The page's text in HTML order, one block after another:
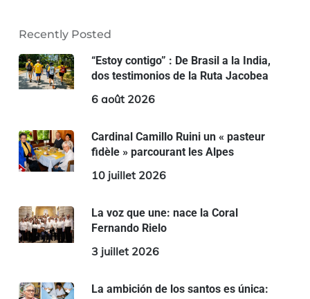
Recently Posted
“Estoy contigo” : De Brasil a la India,
dos testimonios de la Ruta Jacobea
6 août 2026
Cardinal Camillo Ruini un « pasteur
fidèle » parcourant les Alpes
10 juillet 2026
La voz que une: nace la Coral
Fernando Rielo
3 juillet 2026
La ambición de los santos es única: